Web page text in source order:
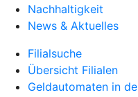
Nachhaltigkeit
News & Aktuelles
Filialsuche
Übersicht Filialen
Geldautomaten in